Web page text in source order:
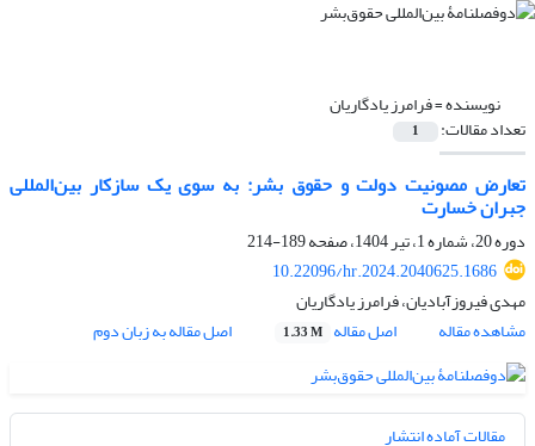
نویسنده =فرامرز یادگاریان
تعداد مقالات: 1
تعارض مصونیت دولت و حقوق بشر: به سوی یک سازکار بین‌المللی
جبران خسارت
دوره 20، شماره 1، تیر 1404، صفحه
189-214
10.22096/hr.2024.2040625.1686
مهدی فیروزآبادیان، فرامرز یادگاریان
مشاهده مقاله
اصل مقاله 1.33 M اصل مقاله به زبان دوم
مقالات آماده انتشار